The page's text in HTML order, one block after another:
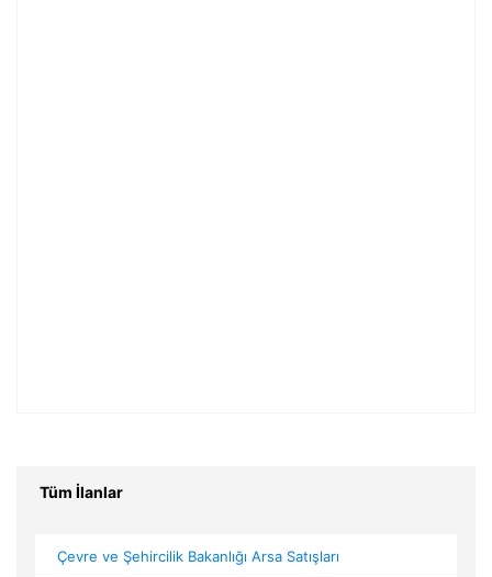
Tüm İlanlar
Çevre ve Şehircilik Bakanlığı Arsa Satışları